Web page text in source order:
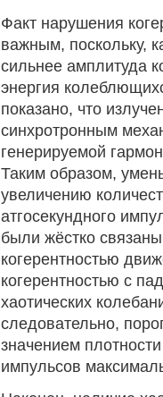
Факт нарушения
важным, поскольку,
сильнее амплитуда
энергия
показано, что
синхротронным
генерируемой
Таким образом,
увеличению
атгосекундного
были жёстко
когерентностью
когерентностью с
хаотических
следовательно,
значением
импульсов